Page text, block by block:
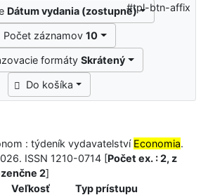
Dátum vydania (zostupne)
Počet záznamov10
formátySkrátený
Do košíka
#tpl-btn-affix
: týdeník vydavatelství Economia.
ISSN 1210-0714 [Počet ex. : 2, z
2]
Veľkosť
Typ prístupu